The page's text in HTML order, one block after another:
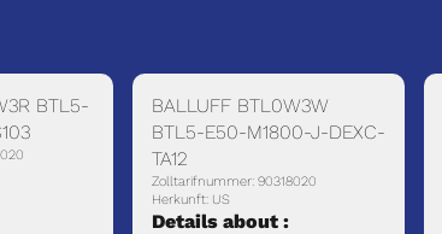
BTL5-
BALLUFF BTL0W3W
BTL5-E50-M1800-J-DEXC-
TA12
Zolltarifnummer: 90318020
Herkunft: US
Details about :